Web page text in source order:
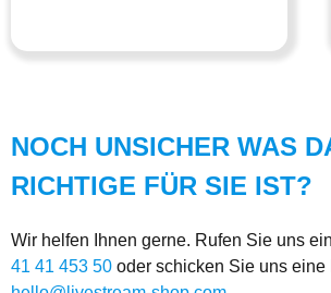
NOCH UNSICHER WAS
RICHTIGE FÜR SIE IST?
Wir helfen Ihnen gerne. Rufen Sie uns
41 41 453 50 oder schicken Sie uns eine